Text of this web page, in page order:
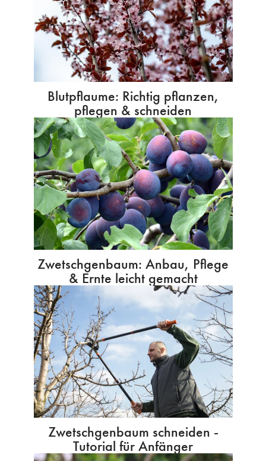
Blutpflaume: Richtig pflanzen,
pflegen & schneiden
Zwetschgenbaum: Anbau, Pflege
& Ernte leicht gemacht
Zwetschgenbaum schneiden -
Tutorial für Anfänger